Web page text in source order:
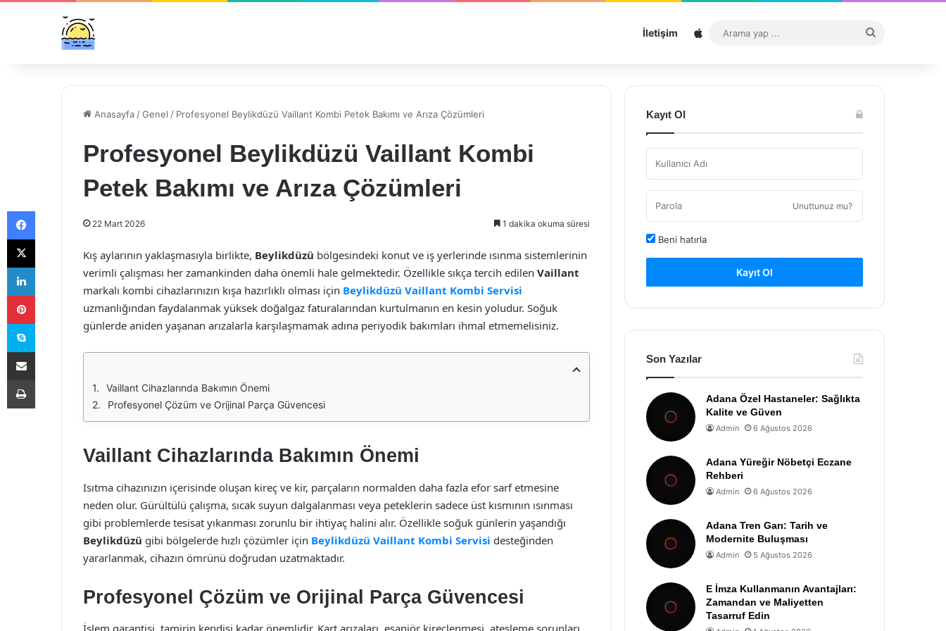
İletişim Sitemap
...
Anasayfa /Genel / Profesyonel Beylikdüzü Vaillant Kombi Petek Bakımı ve Arıza Çözümleri
Profesyonel Beylikdüzü Vaillant Kombi
Petek Bakımı ve Arıza Çözümleri
22 Mart 2026 1 dakika okuma süresi
Kış aylarının yaklaşmasıyla birlikte, Beylikdüzü bölgesindeki konut ve iş yerlerinde ısınma sistemlerinin
verimli çalışması her zamankinden daha önemli hale gelmektedir. Özellikle sıkça tercih edilen Vaillant
markalı kombi cihazlarınızın kışa hazırlıklı olması için Beylikdüzü Vaillant Kombi Servisi
uzmanlığından faydalanmak yüksek doğalgaz faturalarından kurtulmanın en kesin yoludur. Soğuk
günlerde aniden yaşanan arızalarla karşılaşmamak adına periyodik bakımları ihmal etmemelisiniz.
Vaillant Cihazlarında Bakımın Önemi
Profesyonel Çözüm ve Orijinal Parça Güvencesi
Vaillant Cihazlarında Bakımın Önemi
Isıtma cihazınızın içerisinde oluşan kireç ve kir, parçaların normalden daha fazla efor sarf etmesine
neden olur. Gürültülü çalışma, sıcak suyun dalgalanması veya peteklerin sadece üst kısmının ısınması
gibi problemlerde tesisat yıkanması zorunlu bir ihtiyaç halini alır. Özellikle soğuk günlerin yaşandığı
Beylikdüzü gibi bölgelerde hızlı çözümler için Beylikdüzü Vaillant Kombi Servisi desteğinden
yararlanmak, cihazın ömrünü doğrudan uzatmaktadır.
Profesyonel Çözüm ve Orijinal Parça Güvencesi
İşlem garantisi, tamirin kendisi kadar önemlidir. Kart arızaları, eşanjör kireçlenmesi, ateşleme sorunları
Kayıt Ol
Unuttunuz mu?
Beni hatırla
Kayıt Ol
Son Yazılar
Adana Özel Hastaneler: Sağlıkta
Kalite ve Güven
Admin 6 Ağustos 2026
Adana Yüreğir Nöbetçi Eczane
Rehberi
Admin 6 Ağustos 2026
Adana Tren Garı: Tarih ve
Modernite Buluşması
Admin 5 Ağustos 2026
E İmza Kullanmanın Avantajları:
Zamandan ve Maliyetten
Tasarruf Edin
Facebook
X
LinkedIn
Pinterest
Skype
E-Posta ile paylaş